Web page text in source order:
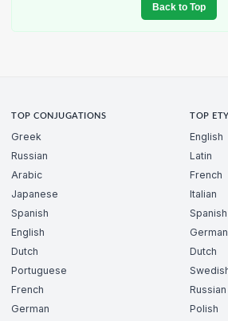
Back to Top
TOP CONJUGATIONS
Greek
Russian
Arabic
Japanese
Spanish
English
Dutch
Portuguese
French
German
TOP
English
Latin
French
Italian
Spanish
German
Dutch
Russian
Polish